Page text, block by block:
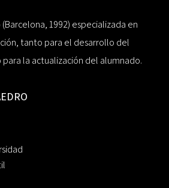
1992) especializada en
tanto para el desarrollo del
la actualización del alumnado.